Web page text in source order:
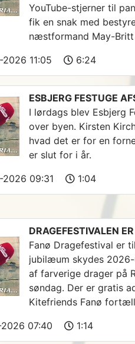
YouTube-stjerner til
fik en snak med
næstformand May-Britt
2026 11:05 6:24
ESBJERG FESTUGE
I lørdags blev Esbjerg
over byen. Kirsten
hvad det er for en
er slut for i år.
2026 09:31 1:04
DRAGEFESTIVALEN
Fanø Dragefestival er
jubilæum skydes
af farverige drager på
søndag. Der er gratis
Kitefriends Fanø
2026 07:40 1:14